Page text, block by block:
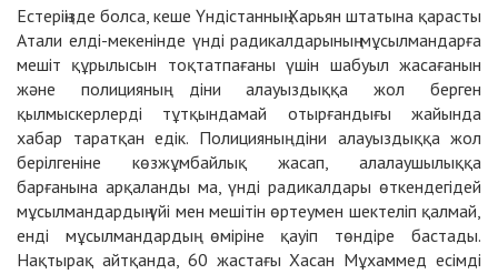
Естеріңізде болса, кеше Үндістанның Харьян штатына қарасты
Атали елді-мекенінде үнді радикалдарының мұсылмандарға
мешіт құрылысын тоқтатпағаны үшін шабуыл жасағанын
және полицияның діни алауыздыққа жол берген
қылмыскерлерді тұтқындамай отырғандығы жайында
хабар таратқан едік. Полицияның діни алауыздыққа жол
берілгеніне көзжұмбайлық жасап, алалаушылыққа
барғанына арқаланды ма, үнді радикалдары өткендегідей
мұсылмандардың үйі мен мешітін өртеумен шектеліп қалмай,
енді мұсылмандардың өміріне қауіп төндіре бастады.
Нақтырақ айтқанда, 60 жастағы Хасан Мұхаммед есімді